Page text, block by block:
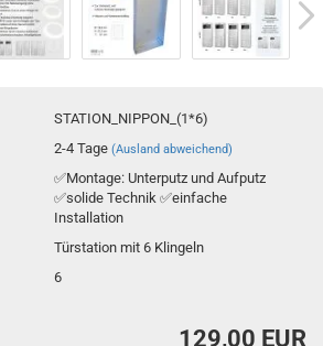
STATION_NIPPON_(1*6)
2-4 Tage(Ausland abweichend)
✅Montage: Unterputz und Aufputz
✅solide Technik ✅einfache
Installation
Türstation mit 6 Klingeln
6
129,00 EUR